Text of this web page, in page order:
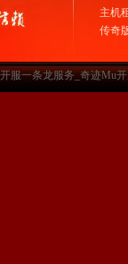
主机
传奇
服一条龙服务_奇迹Mu